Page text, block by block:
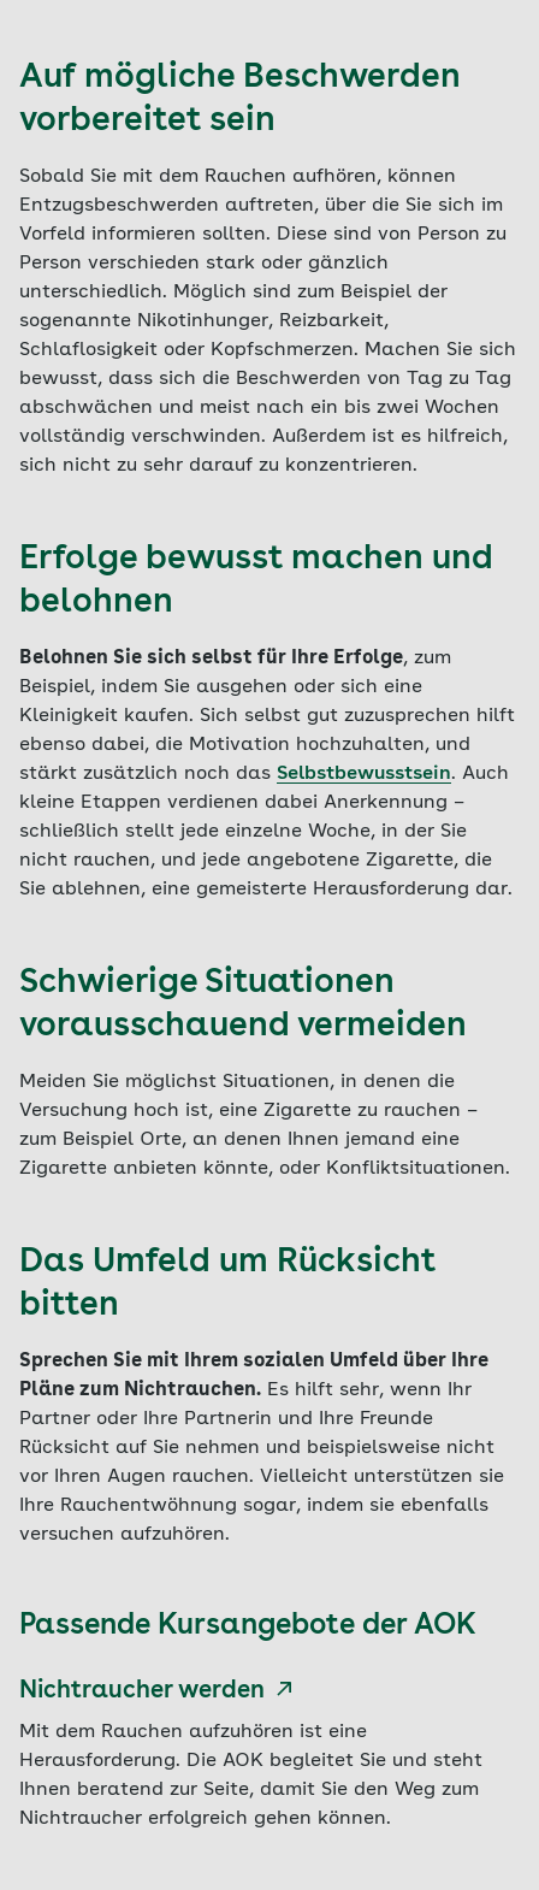
Auf mögliche Beschwerden
vorbereitet sein
Sobald Sie mit dem Rauchen aufhören, können
Entzugsbeschwerden auftreten, über die Sie sich im
Vorfeld informieren sollten. Diese sind von Person zu
Person verschieden stark oder gänzlich
unterschiedlich. Möglich sind zum Beispiel der
sogenannte Nikotinhunger, Reizbarkeit,
Schlaflosigkeit oder Kopfschmerzen. Machen Sie sich
bewusst, dass sich die Beschwerden von Tag zu Tag
abschwächen und meist nach ein bis zwei Wochen
vollständig verschwinden. Außerdem ist es hilfreich,
sich nicht zu sehr darauf zu konzentrieren.
Erfolge bewusst machen und
belohnen
Belohnen Sie sich selbst für Ihre Erfolge, zum
Beispiel, indem Sie ausgehen oder sich eine
Kleinigkeit kaufen. Sich selbst gut zuzusprechen hilft
ebenso dabei, die Motivation hochzuhalten, und
stärkt zusätzlich noch das Selbstbewusstsein. Auch
kleine Etappen verdienen dabei Anerkennung –
schließlich stellt jede einzelne Woche, in der Sie
nicht rauchen, und jede angebotene Zigarette, die
Sie ablehnen, eine gemeisterte Herausforderung dar.
Schwierige Situationen
vorausschauend vermeiden
Meiden Sie möglichst Situationen, in denen die
Versuchung hoch ist, eine Zigarette zu rauchen –
zum Beispiel Orte, an denen Ihnen jemand eine
Zigarette anbieten könnte, oder Konfliktsituationen.
Das Umfeld um Rücksicht
bitten
Sprechen Sie mit Ihrem sozialen Umfeld über Ihre
Pläne zum Nichtrauchen. Es hilft sehr, wenn Ihr
Partner oder Ihre Partnerin und Ihre Freunde
Rücksicht auf Sie nehmen und beispielsweise nicht
vor Ihren Augen rauchen. Vielleicht unterstützen sie
Ihre Rauchentwöhnung sogar, indem sie ebenfalls
versuchen aufzuhören.
Passende Kursangebote der AOK
Nichtraucher werden
Mit dem Rauchen aufzuhören ist eine
Herausforderung. Die AOK begleitet Sie und steht
Ihnen beratend zur Seite, damit Sie den Weg zum
Nichtraucher erfolgreich gehen können.